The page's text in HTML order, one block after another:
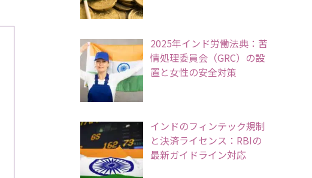
2025年インド労働法典：苦
情処理委員会（GRC）の設
置と女性の安全対策
インドのフィンテック規制
と決済ライセンス：RBIの
最新ガイドライン対応